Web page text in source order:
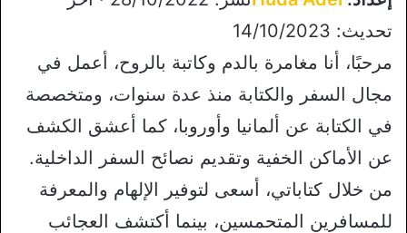
تحديث: 14/10/2023
مرحبًا، أنا مغامرة بالدم وكاتبة بالروح، أعمل في
مجال السفر والكتابة منذ عدة سنوات، ومتخصصة
في الكتابة عن ألمانيا وأوروبا، كما أعشق الكشف
عن الأماكن الخفية وتقديم نصائح السفر الداخلية.
من خلال كتاباتي، أسعى لتوفير الإلهام والمعرفة
للمسافرين المتحمسين، بينما أكتشف العجائب